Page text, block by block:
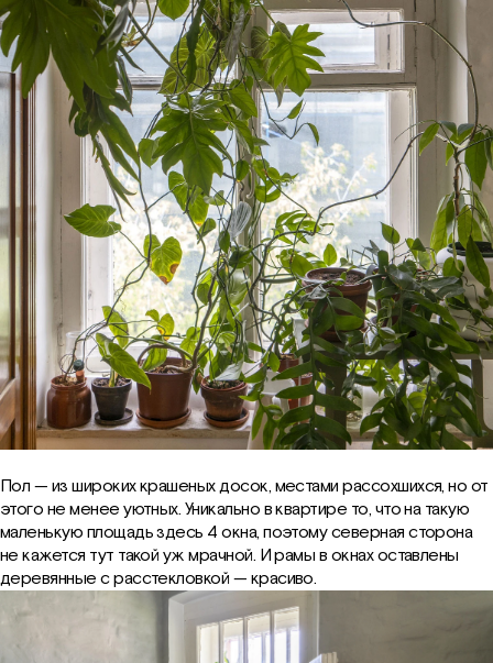
Пол — из широких крашеных досок, местами рассохшихся, но от
этого не менее уютных. Уникально в квартире то, что на такую
маленькую площадь здесь 4 окна, поэтому северная сторона
не кажется тут такой уж мрачной. И рамы в окнах оставлены
деревянные с расстекловкой — красиво.